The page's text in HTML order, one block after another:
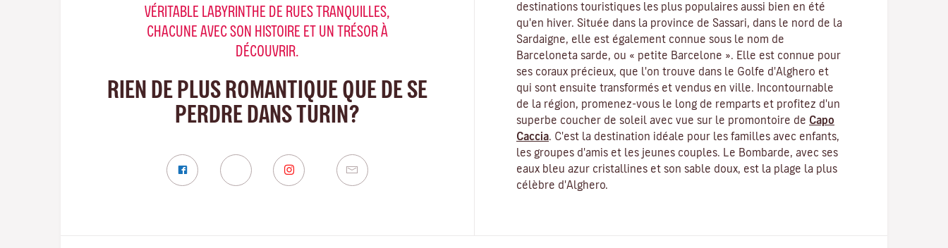
VÉRITABLE LABYRINTHE DE RUES TRANQUILLES,
CHACUNE AVEC SON HISTOIRE ET UN TRÉSOR À
DÉCOUVRIR.
RIEN DE PLUS ROMANTIQUE QUE DE SE
PERDRE DANS TURIN?
destinations touristiques les plus populaires aussi bien en été
qu'en hiver. Située dans la province de Sassari, dans le nord de la
Sardaigne, elle est également connue sous le nom de
Barceloneta sarde, ou « petite Barcelone ». Elle est connue pour
ses coraux précieux, que l'on trouve dans le Golfe d'Alghero et
qui sont ensuite transformés et vendus en ville. Incontournable
de la région, promenez-vous le long de remparts et profitez d'un
superbe coucher de soleil avec vue sur le promontoire de Capo
Caccia . C'est la destination idéale pour les familles avec enfants,
les groupes d'amis et les jeunes couples. Le Bombarde, avec ses
eaux bleu azur cristallines et son sable doux, est la plage la plus
célèbre d'Alghero.